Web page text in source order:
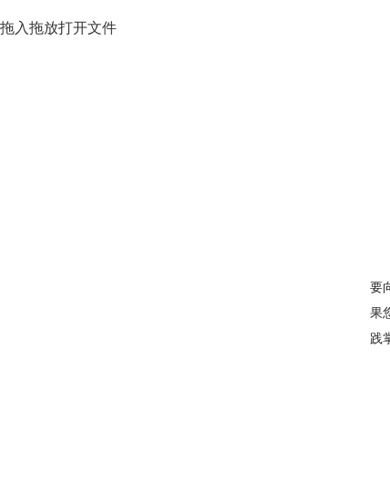
拖入拖放打开文件
要
果
践